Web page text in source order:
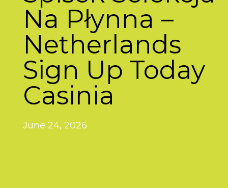
Na Płynna –
Netherlands
Sign Up Today
Casinia
June 24, 2026